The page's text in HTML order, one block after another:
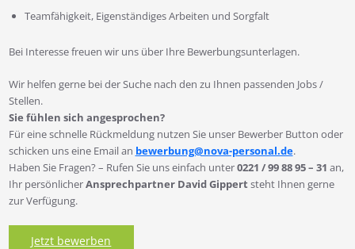
Teamfähigkeit, Eigenständiges Arbeiten und Sorgfalt
Bei Interesse freuen wir uns über Ihre Bewerbungsunterlagen.
Wir helfen gerne bei der Suche nach den zu Ihnen passenden Jobs /
Stellen.
Sie fühlen sich angesprochen?
Für eine schnelle Rückmeldung nutzen Sie unser Bewerber Button oder
schicken uns eine Email an bewerbung@nova-personal.de.
Haben Sie Fragen? – Rufen Sie uns einfach unter0221 / 99 88 95 – 31 an,
Ihr persönlicherAnsprechpartner David Gippertsteht Ihnen gerne
zur Verfügung.
Jetzt bewerben